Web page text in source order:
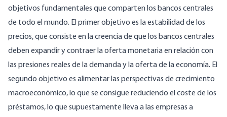
objetivos fundamentales que comparten los bancos centrales
de todo el mundo. El primer objetivo es la estabilidad de los
precios, que consiste en la creencia de que los bancos centrales
deben expandir y contraer la oferta monetaria en relación con
las presiones reales de la demanda y la oferta de la economía. El
segundo objetivo es alimentar las perspectivas de crecimiento
macroeconómico, lo que se consigue reduciendo el coste de los
préstamos, lo que supuestamente lleva a las empresas a